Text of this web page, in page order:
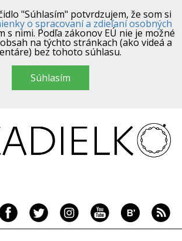
"Súhlasím" potvrdzujem, že som si
o spracovaní a zdieľaní osobných
s nimi. Podľa zákonov EÚ nie je možné
na týchto stránkach (ako videá a
bez tohoto súhlasu.
Súhlasím